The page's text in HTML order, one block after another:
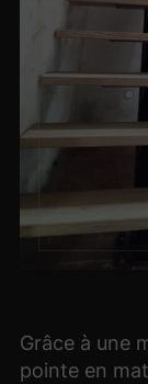
Grâce à une
pointe en